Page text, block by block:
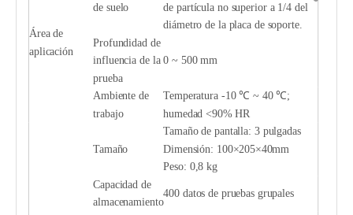
Área de
aplicación
de suelo
de partícula no superior a 1/4 del
diámetro de la placa de soporte.
Profundidad de
influencia de la
prueba
0 ~ 500 mm
Ambiente de
trabajo
Temperatura -10 ℃ ~ 40 ℃;
humedad <90% HR
Tamaño
Tamaño de pantalla: 3 pulgadas
Dimensión: 100×205×40mm
Peso: 0,8 kg
Capacidad de
almacenamiento
400 datos de pruebas grupales